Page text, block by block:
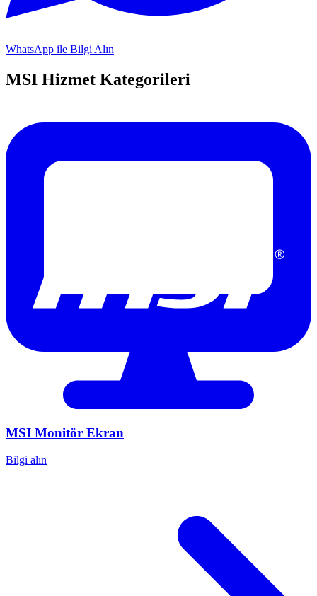
WhatsApp ile Bilgi Alın
MSI Hizmet Kategorileri
MSI Monitör Ekran
Bilgi alın